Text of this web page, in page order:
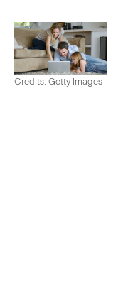
Credits: Getty Images